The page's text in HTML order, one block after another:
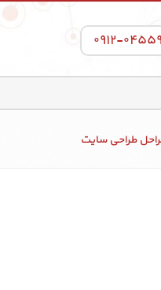
۰۴۵۵۹۳۵
طراحی سایت